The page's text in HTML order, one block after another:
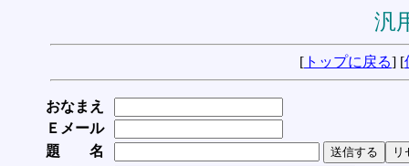
汎
[ トップに戻る] [
おなまえ
Ｅメール
題 名